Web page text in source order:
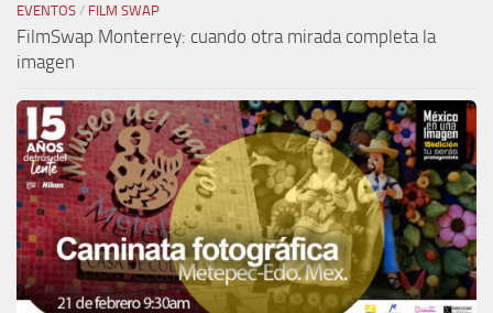
EVENTOS / FILM SWAP
FilmSwap Monterrey: cuando otra mirada completa la
imagen